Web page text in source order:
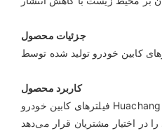
جزئیات محصول
کاربرد محصول